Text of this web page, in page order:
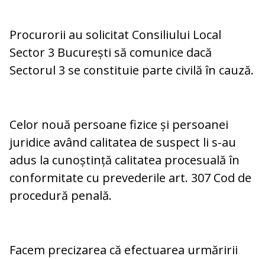
Procurorii au solicitat Consiliului Local
Sector 3 București să comunice dacă
Sectorul 3 se constituie parte civilă în cauză.
Celor nouă persoane fizice și persoanei
juridice având calitatea de suspect li s-au
adus la cunoștință calitatea procesuală în
conformitate cu prevederile art. 307 Cod de
procedură penală.
Facem precizarea că efectuarea urmăririi